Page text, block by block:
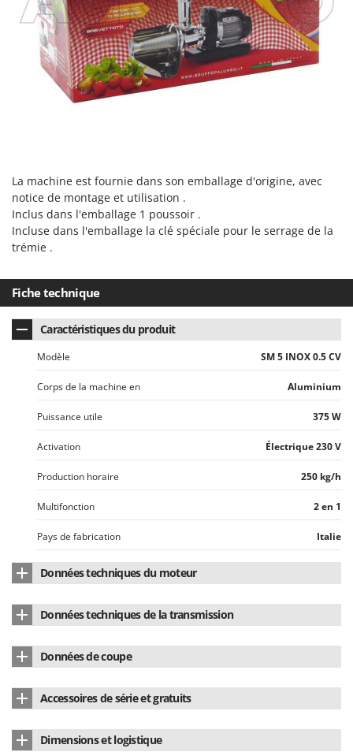
Tondeuses à Gazon
Tondeuses autoportées
Tondeuses débroussailleuses thermiques
Trancheuses
Tronçonneuses
V
Vêtements de Sécurité
L
Laica
Lampacrescia - MGM
Landxcape
LAR Casalinghi
Lisam
Lotusgrill
M
M.A.I.BO.
Macte Ovens
MAMMAMIA
Marcato
Marina Systems
Mastercook
Masterpro
McCulloch
MCH
Mille
Minox
More than chef
MOSA
MOVA
Mowox
La machine est fournie dans son emballage d'origine, avec
notice de montage et utilisation .
Inclus dans l'emballage 1 poussoir .
Incluse dans l'emballage la clé spéciale pour le serrage de la
trémie .
Fiche technique
Caractéristiques du produit
Modèle SM 5 INOX 0.5 CV
Corps de la machine en Aluminium
Puissance utile 375 W
Activation Électrique 230 V
Production horaire 250 kg/h
Multifonction 2 en 1
Pays de fabrication Italie
Données techniques du moteur
Puissance effective 0.5 HP
Protection moteur
Pays de fabrication Italie
Données techniques de la transmission
Matériau des engrenages Nylon
Données de coupe
Longueur du filtre 22 cm
Diamètre trémie
Accessoires de série et gratuits
Dimensions et logistique